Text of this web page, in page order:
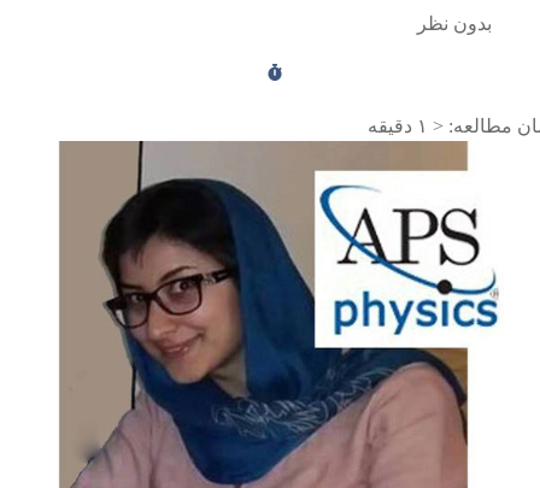
بدون نظر
مطالعه: < ۱ دقیقه